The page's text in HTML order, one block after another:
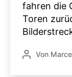
fahren die
Toren
Beitragsautor
Von